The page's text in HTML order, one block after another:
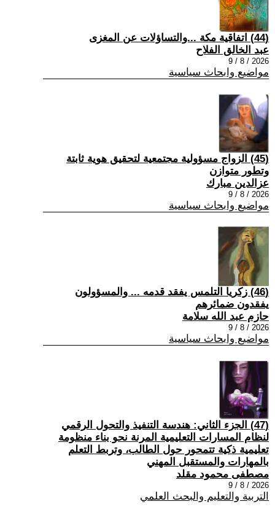
(44) اتفاقية مكة ...والتساؤلات عن المغزى
عبد الخالق الفلاح
2026 / 8 / 9
مواضيع وابحاث سياسية
(45) الزواج مسؤولية مجتمعية لتحقيق هوية ثابتة
وتطور متوازن
عزالدين مبارك
2026 / 8 / 9
مواضيع وابحاث سياسية
(46) زكريا التلمس يفقد قدمه ... والمسؤولون
يفقدون ضمائرهم
حازم عبد الله سلامة
2026 / 8 / 9
مواضيع وابحاث سياسية
(47) الجزء الثاني: هندسة التنفيذ والتحول الرقمي
لنظام المسارات التعليمية المرنة نحو بناء منظومة
تعليمية ذكية تتمحور حول الطالب، وتربط التعلم
بالمهارات والمستقبل المهني
مصطفى محمود مقلد
2026 / 8 / 9
التربية والتعليم والبحث العلمي